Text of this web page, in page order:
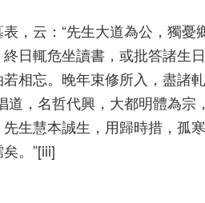
，云：“先生大道為公，獨
日輒危坐讀書，或批答諸生
相忘。晚年束修所入，盡諸
道，名哲代興，大都明體為宗
生慧本誠生，用歸時措，孤
。”[iii]